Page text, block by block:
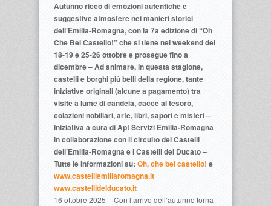
Autunno ricco di emozioni autentiche e
suggestive atmosfere nei manieri storici
dell’Emilia-Romagna, con la 7a edizione di “Oh
Che Bel Castello!” che si tiene nei weekend del
18-19 e 25-26 ottobre e prosegue fino a
dicembre – Ad animare, in questa stagione,
castelli e borghi più belli della regione, tante
iniziative originali (alcune a pagamento) tra
visite a lume di candela, cacce al tesoro,
colazioni nobiliari, arte, libri, sapori e misteri –
Iniziativa a cura di Apt Servizi Emilia-Romagna
in collaborazione con il circuito dei Castelli
dell’Emilia-Romagna e i Castelli del Ducato –
Tutte le informazioni su: Oh, che bel castello! e
www.castelliemiliaromagna.it
www.castellidelducato.it
16 ottobre 2025 – Con l’arrivo dell’autunno torna